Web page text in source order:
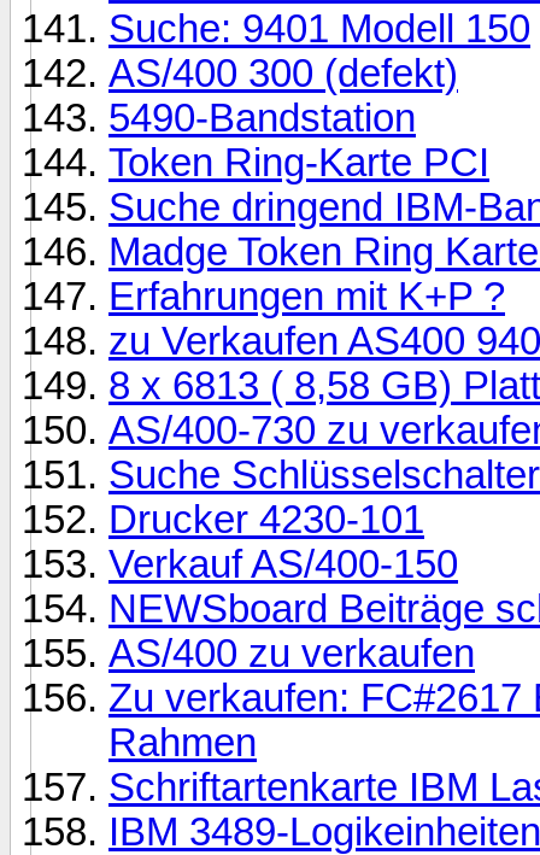
Suche: 9401 Modell 150
AS/400 300 (defekt)
5490-Bandstation
Token Ring-Karte PCI
Suche dringend IBM-
Madge Token Ring
Erfahrungen mit K+P ?
zu Verkaufen AS400
8 x 6813 ( 8,58 GB)
AS/400-730 zu
Suche
Drucker 4230-101
Verkauf AS/400-150
NEWSboard Beiträge
AS/400 zu verkaufen
Zu verkaufen: FC#2617
Rahmen
Schriftartenkarte IBM
IBM 3489-